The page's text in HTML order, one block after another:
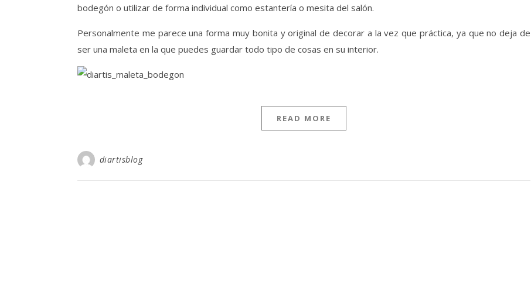
bodegón o utilizar de forma individual como estantería o mesita del salón.
Personalmente me parece una forma muy bonita y original de decorar a la vez que práctica, ya que no deja de
ser una maleta en la que puedes guardar todo tipo de cosas en su interior.
READ MORE
diartisblog